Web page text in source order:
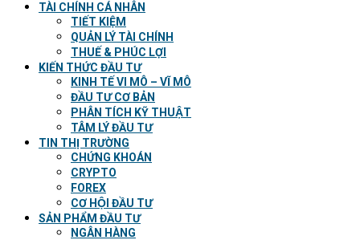
TÀI CHÍNH CÁ NHÂN
TIẾT KIỆM
QUẢN LÝ TÀI CHÍNH
THUẾ & PHÚC LỢI
KIẾN THỨC ĐẦU TƯ
KINH TẾ VI MÔ – VĨ MÔ
ĐẦU TƯ CƠ BẢN
PHÂN TÍCH KỸ THUẬT
TÂM LÝ ĐẦU TƯ
TIN THỊ TRƯỜNG
CHỨNG KHOÁN
CRYPTO
FOREX
CƠ HỘI ĐẦU TƯ
SẢN PHẨM ĐẦU TƯ
NGÂN HÀNG